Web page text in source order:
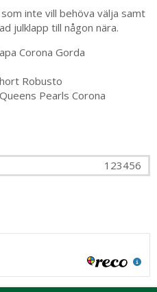
inte vill behöva välja samt
julklapp till någon nära.
Corona Gorda
Robusto
Pearls Corona
123456